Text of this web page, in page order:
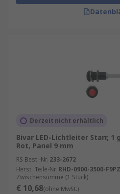
Derzeit nicht erhältlich
Bivar LED-Lichtleiter Starr, 1
Rot, Panel 9 mm
RS Best.-Nr. 233-2672
Herst. Teile-Nr. RHD-0900-3500-
Zwischensumme (1 Stück)
€ 10,68(ohne MwSt.)